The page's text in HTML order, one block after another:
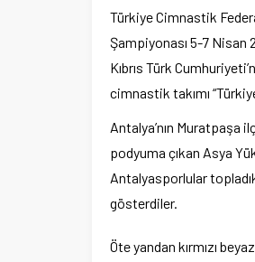
Türkiye Cimnastik
Şampiyonası 5-7 Nisan
Kıbrıs Türk
cimnastik takımı
Antalya’nın Muratpaşa
podyuma çıkan Asya
Antalyasporlular
gösterdiler.
Öte yandan kırmızı